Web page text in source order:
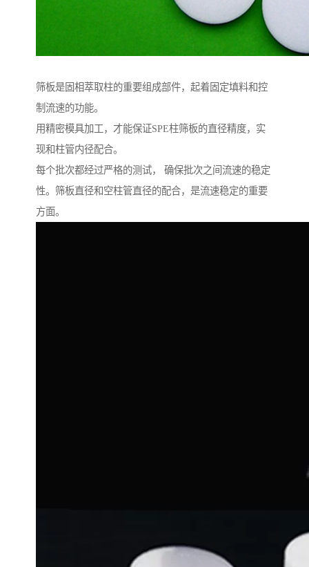
筛板是固相萃取柱的重要组成部件，起着固定填料和控
制流速的功能。
用精密模具加工，才能保证SPE柱筛板的直径精度，实
现和柱管内径配合。
每个批次都经过严格的测试， 确保批次之间流速的稳定
性。筛板直径和空柱管直径的配合，是流速稳定的重要
方面。